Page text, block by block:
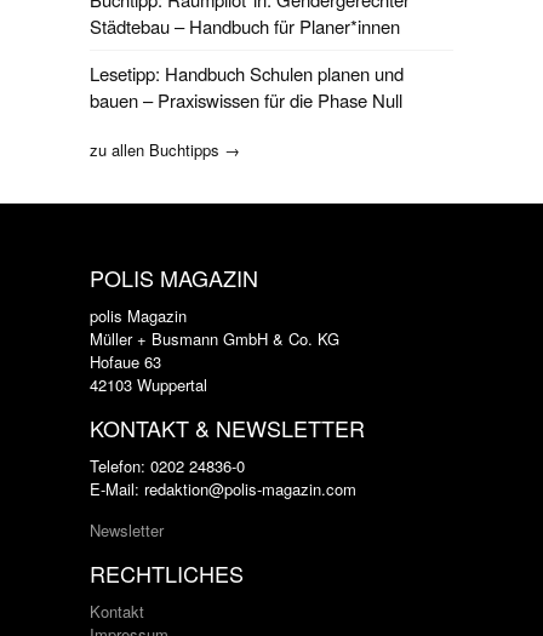
Städtebau – Handbuch für Planer*innen
Lesetipp: Handbuch Schulen planen und
bauen – Praxiswissen für die Phase Null
zu allen Buchtipps →
POLIS MAGAZIN
polis Magazin
Müller + Busmann GmbH & Co. KG
Hofaue 63
42103 Wuppertal
KONTAKT & NEWSLETTER
Telefon: 0202 24836-0
E-Mail: redaktion@polis-magazin.com
Newsletter
RECHTLICHES
Kontakt